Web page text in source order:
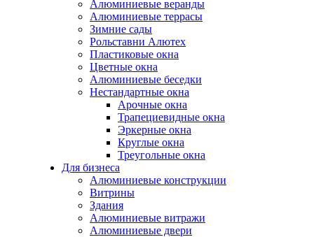
Алюминиевые веранды
Алюминиевые террасы
Зимние сады
Рольставни Алютех
Пластиковые окна
Цветные окна
Алюминиевые беседки
Нестандартные окна
Арочные окна
Трапециевидные окна
Эркерные окна
Круглые окна
Треугольные окна
Для бизнеса
Алюминиевые конструкции
Витрины
Здания
Алюминиевые витражи
Алюминиевые двери